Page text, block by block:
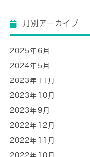
月別アーカイブ
2025年6月
2024年5月
2023年11月
2023年10月
2023年9月
2022年12月
2022年11月
2022年10月